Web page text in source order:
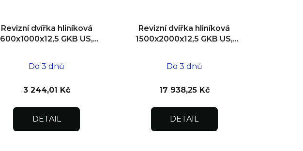
Revizní dvířka hliníková
600x1000x12,5 GKB US,
Do 3 dnů
3 244,01 Kč
DETAIL
Revizní dvířka hliníková
1500x2000x12,5 GKB US,
Do 3 dnů
17 938,25 Kč
DETAIL